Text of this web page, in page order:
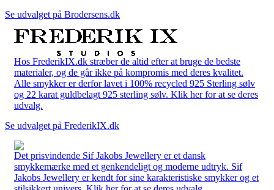
Se udvalget på Brodersens.dk
Hos FrederikIX.dk stræber de altid efter at bruge de bedste
materialer, og de går ikke på kompromis med deres kvalitet.
Alle smykker er derfor lavet i 100% recycled 925 Sterling sølv
og 22 karat guldbelagt 925 sterling sølv. Klik her for at se deres
udvalg.
Se udvalget på FrederikIX.dk
Det prisvindende Sif Jakobs Jewellery er et dansk
smykkemærke med et genkendeligt og moderne udtryk. Sif
Jakobs Jewellery er kendt for sine karakteristiske smykker og et